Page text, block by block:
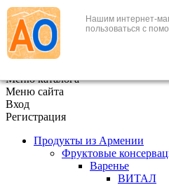
Нашим интернет-
пользоваться с
+7 (495) 646-888-1
В корзине 0
Меню каталога
Меню сайта
Вход
Регистрация
Продукты из Армении
Фруктовые
Варенье
ВИТАЛ